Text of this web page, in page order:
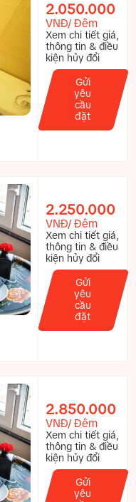
2.050.000
VNĐ/ Đêm
Xem chi tiết giá,
thông tin & điều
kiện hủy đổi
Gửi
yêu
cầu
đặt
2.250.000
VNĐ/ Đêm
Xem chi tiết giá,
thông tin & điều
kiện hủy đổi
Gửi
yêu
cầu
đặt
2.850.000
VNĐ/ Đêm
Xem chi tiết giá,
thông tin & điều
kiện hủy đổi
Gửi
yêu